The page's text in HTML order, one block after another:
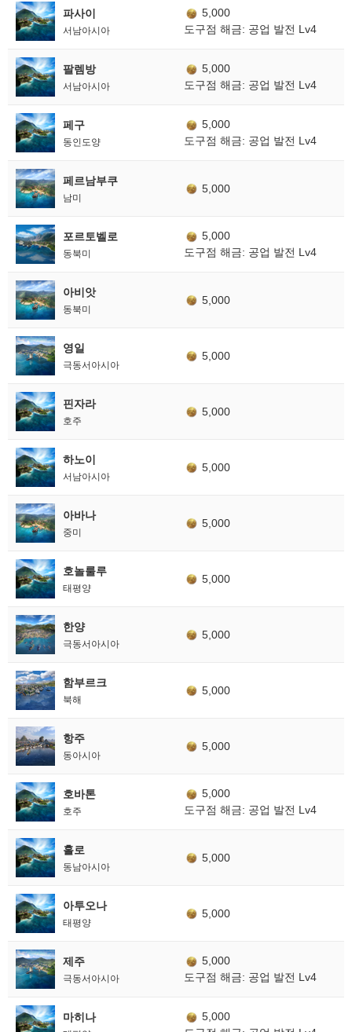
파사이
서남아시아
5,000
도구점 해금: 공업 발전 Lv4
팔렘방
서남아시아
5,000
도구점 해금: 공업 발전 Lv4
페구
동인도양
5,000
도구점 해금: 공업 발전 Lv4
페르남부쿠
남미
5,000
포르토벨로
동북미
5,000
도구점 해금: 공업 발전 Lv4
아비앗
동북미
5,000
영일
극동서아시아
5,000
핀자라
호주
5,000
하노이
서남아시아
5,000
아바나
중미
5,000
호놀룰루
태평양
5,000
한양
극동서아시아
5,000
함부르크
북해
5,000
항주
동아시아
5,000
호바톤
호주
5,000
도구점 해금: 공업 발전 Lv4
홀로
동남아시아
5,000
아투오나
태평양
5,000
제주
극동서아시아
5,000
도구점 해금: 공업 발전 Lv4
마히나
5,000